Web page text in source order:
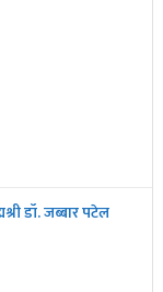
डॉ. जब्बार पटेल